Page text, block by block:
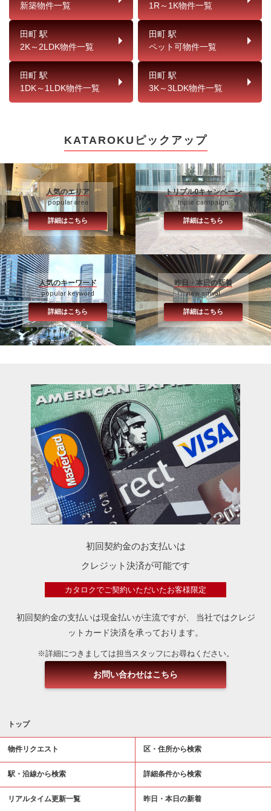
新築物件一覧
1R～1K物件一覧
田町 駅
2K～2LDK物件一覧
田町 駅
ペット可物件一覧
田町 駅
1DK～1LDK物件一覧
田町 駅
3K～3LDK物件一覧
KATAROKUピックアップ
人気のエリア
popular area
詳細はこちら
トリプル0キャンペーン
triple campaign
詳細はこちら
人気のキーワード
popular keyword
詳細はこちら
昨日・本日の新着
new arrival
詳細はこちら
初回契約金のお支払いは
クレジット決済が可能です
カタロクでご契約いただいたお客様限定
初回契約金の支払いは現金払いが主流ですが、
当社ではクレジ
ットカード決済を承っております。
※詳細につきましては担当スタッフにお尋ねください。
お問い合わせはこちら
トップ
物件リクエスト 区・住所から検索
駅・沿線から検索 詳細条件から検索
リアルタイム更新一覧 昨日・本日の新着